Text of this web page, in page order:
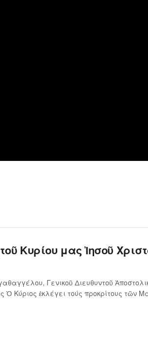
Κυρίου μας Ἰησοῦ
Γενικοῦ Διευθυντοῦ
Ὁ Κύ­ρι­ος ἐκλέγει τούς προ­κρί­τους τῶν